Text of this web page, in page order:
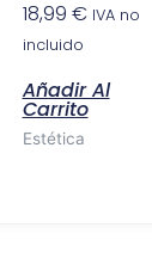
18,99 € IVA no
incluido
Añadir Al
Carrito
Estética